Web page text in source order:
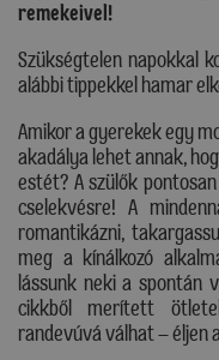
remekeivel!
Szükségtelen napokkal
alábbi tippekkel hamar
Amikor a gyerekek egy
akadálya lehet annak,
estét? A szülők
cselekvésre! A
romantikázni,
meg a kínálkozó
lássunk neki a spontán
cikkből merített
randevúvá válhat – éljen